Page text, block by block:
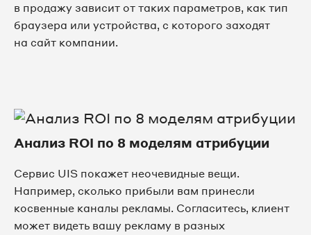
в продажу зависит от таких параметров, как тип
браузера или устройства, с которого заходят
на сайт компании.
Анализ ROI по 8 моделям атрибуции
Сервис UIS покажет неочевидные вещи.
Например, сколько прибыли вам принесли
косвенные каналы рекламы. Согласитесь, клиент
может видеть вашу рекламу в разных